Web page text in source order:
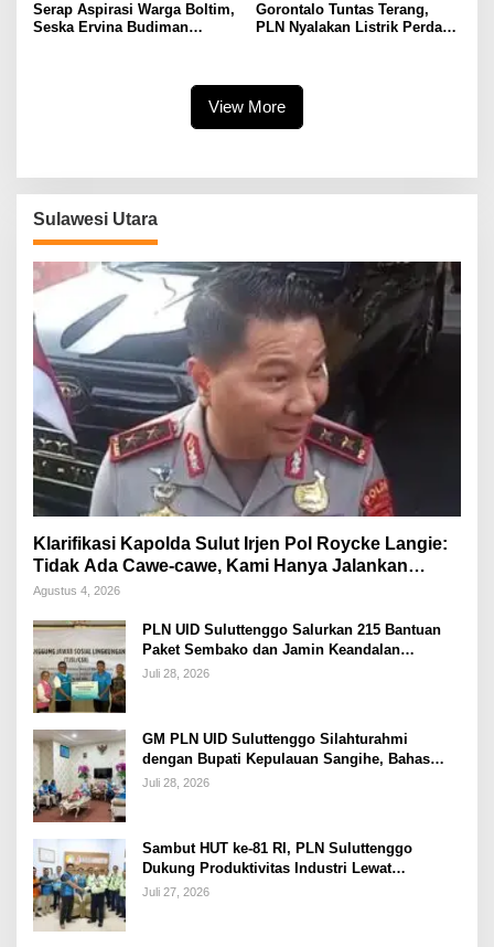
Serap Aspirasi Warga Boltim,
Seska Ervina Budiman
Gorontalo Tuntas Terang,
PLN Nyalakan Listrik Perdana
View More
Sulawesi Utara
Klarifikasi Kapolda Sulut Irjen Pol Roycke Langie:
Tidak Ada Cawe-cawe, Kami Hanya Jalankan
Perintah Undang-Undang
Agustus 4, 2026
PLN UID Suluttenggo Salurkan 215 Bantuan
Paket Sembako dan Jamin Keandalan
Kelistrikan Pasca Bencana di Tamako
Juli 28, 2026
GM PLN UID Suluttenggo Silahturahmi
dengan Bupati Kepulauan Sangihe, Bahas
Keandalan Sistem Kelistrikan hingga
Juli 28, 2026
Sambut HUT ke-81 RI, PLN Suluttenggo
Dukung Produktivitas Industri Lewat
Penambahan Daya PT J Resources Bolaang
Juli 27, 2026